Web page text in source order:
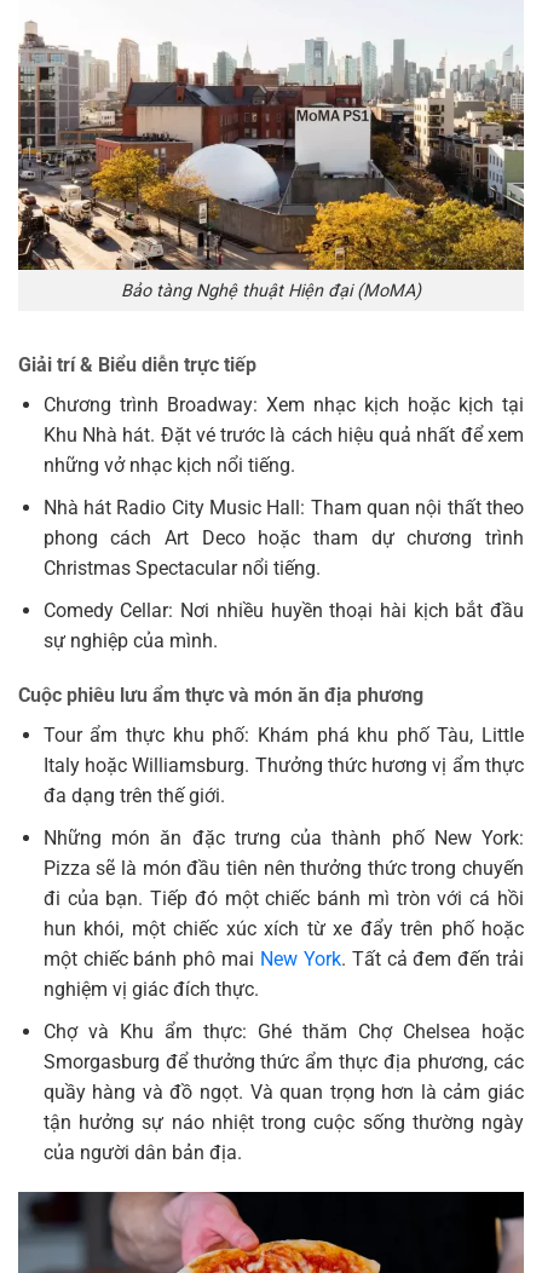
Bảo tàng Nghệ thuật Hiện đại (MoMA)
Giải trí & Biểu diễn trực tiếp
Chương trình Broadway: Xem nhạc kịch hoặc kịch tại
Khu Nhà hát. Đặt vé trước là cách hiệu quả nhất để xem
những vở nhạc kịch nổi tiếng.
Nhà hát Radio City Music Hall: Tham quan nội thất theo
phong cách Art Deco hoặc tham dự chương trình
Christmas Spectacular nổi tiếng.
Comedy Cellar: Nơi nhiều huyền thoại hài kịch bắt đầu
sự nghiệp của mình.
Cuộc phiêu lưu ẩm thực và món ăn địa phương
Tour ẩm thực khu phố: Khám phá khu phố Tàu, Little
Italy hoặc Williamsburg. Thưởng thức hương vị ẩm thực
đa dạng trên thế giới.
Những món ăn đặc trưng của thành phố New York:
Pizza sẽ là món đầu tiên nên thưởng thức trong chuyến
đi của bạn. Tiếp đó một chiếc bánh mì tròn với cá hồi
hun khói, một chiếc xúc xích từ xe đẩy trên phố hoặc
một chiếc bánh phô mai New York. Tất cả đem đến trải
nghiệm vị giác đích thực.
Chợ và Khu ẩm thực: Ghé thăm Chợ Chelsea hoặc
Smorgasburg để thưởng thức ẩm thực địa phương, các
quầy hàng và đồ ngọt. Và quan trọng hơn là cảm giác
tận hưởng sự náo nhiệt trong cuộc sống thường ngày
của người dân bản địa.